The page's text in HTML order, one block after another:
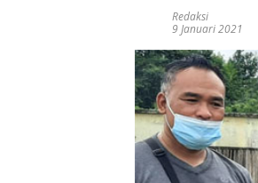
Redaksi
9 Januari 2021